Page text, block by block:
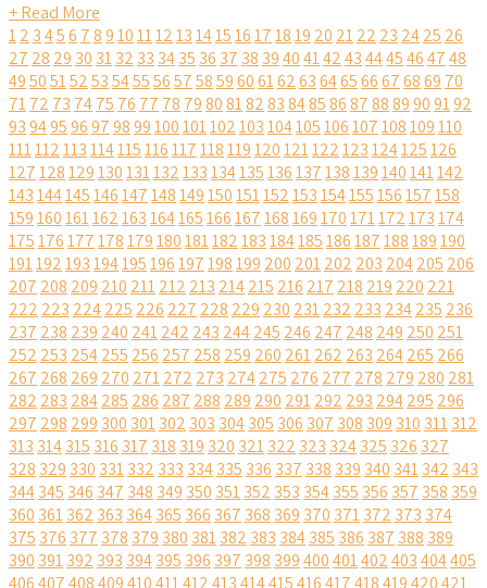
+ Read More
12 3456 78910111213141516171819 20 2122 23 2425 26
27 28 29 30 3132 33 3435 36 37 38 39404142434445464748
495051525354555657585960616263646566676869 70
7172 73 7475 76 77 78 7980818283848586878889909192
93949596979899100101102103104105106107108109110
111112113114115116117118119120121122123124125126
127128129130131132133134135136137138139140141142
143144145146147148149150151152153154155156157158
159160161162163164165166167168169170171172173174
175176177178179180181182183184185186187188189190
191192193194195196197198199 200 201202 203 204205 206
207 208 209 210 211212 213 214215 216 217 218 219 220 221
222 223 224225 226 227 228 229 230 231232 233 234235 236
237 238 239 240 241242 243 244245 246 247 248 249 250 251
252 253 254255 256 257 258 259 260 261262 263 264265 266
267 268 269 270 271272 273 274275 276 277 278 279 280 281
282 283 284285 286 287 288 289 290 291292 293 294295 296
297 298 299 300 301302 303 304305 306 307 308 309 310 311312
313 314315 316 317 318 319 320 321322 323 324325 326 327
328 329 330 331332 333 334335 336 337 338 339 340 341342 343
344345 346 347 348 349 350 351352 353 354355 356 357 358 359
360 361362 363 364365 366 367 368 369 370 371372 373 374
375 376 377 378 379 380 381382 383 384385 386 387 388 389
390 391392 393 394395 396 397 398 399400401402403404405